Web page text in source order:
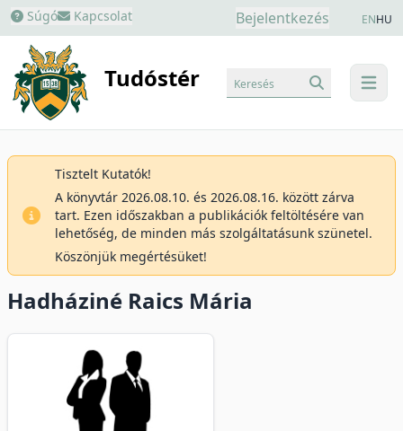
Súgó Kapcsolat Bejelentkezés ENHU
Tudóstér menu
Keresés
Tisztelt Kutatók!
A könyvtár 2026.08.10. és 2026.08.16. között zárva
tart. Ezen időszakban a publikációk feltöltésére van
lehetőség, de minden más szolgáltatásunk szünetel.
Köszönjük megértésüket!
Hadháziné Raics Mária